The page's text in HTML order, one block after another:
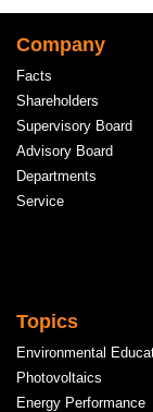
Company
Facts
Shareholders
Supervisory Board
Advisory Board
Departments
Service
Topics
Environmental
Photovoltaics
Energy Performance